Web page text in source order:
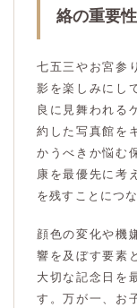
絡の重要性
七五三やお宮参
影を楽しみにし
良に見舞われる
約した写真館を
かうべきか悩む
康を最優先に考
を残すことにつ
顔色の変化や機
響を及ぼす要素
大切な記念日を
す。万が一、お